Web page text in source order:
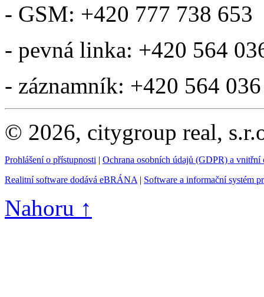
- GSM: +420 777 738 653
- pevná linka: +420 564
- záznamník: +420 564
© 2026, citygroup real,
Prohlášení o přístupnosti | Ochrana osobních údajů (GDPR) a vnitřní
Realitní software dodává eBRÁNA | Software a informační systém
Nahoru ↑